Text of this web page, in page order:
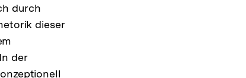
durch
dieser
der